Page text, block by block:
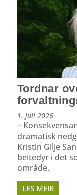
Tordnar
1. juli 2026
–
dramatisk
Kristin Gilje
beitedyr i det
område.
LES MEIR